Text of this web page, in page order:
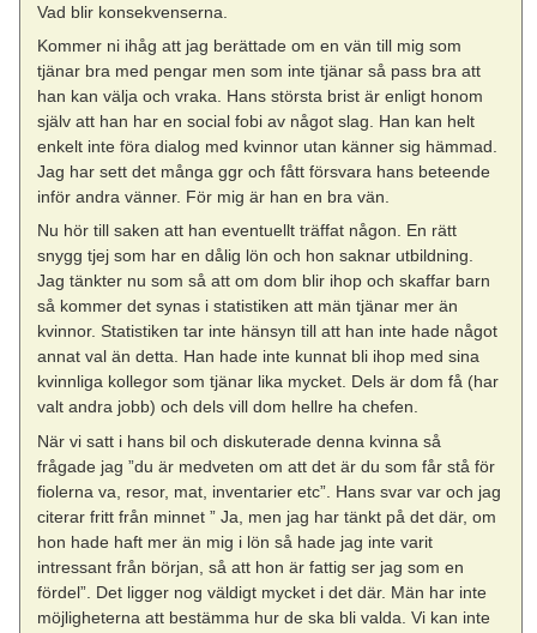
Vad blir konsekvenserna.
Kommer ni ihåg att jag berättade om en vän till mig som
tjänar bra med pengar men som inte tjänar så pass bra att
han kan välja och vraka. Hans största brist är enligt honom
själv att han har en social fobi av något slag. Han kan helt
enkelt inte föra dialog med kvinnor utan känner sig hämmad.
Jag har sett det många ggr och fått försvara hans beteende
inför andra vänner. För mig är han en bra vän.
Nu hör till saken att han eventuellt träffat någon. En rätt
snygg tjej som har en dålig lön och hon saknar utbildning.
Jag tänkter nu som så att om dom blir ihop och skaffar barn
så kommer det synas i statistiken att män tjänar mer än
kvinnor. Statistiken tar inte hänsyn till att han inte hade något
annat val än detta. Han hade inte kunnat bli ihop med sina
kvinnliga kollegor som tjänar lika mycket. Dels är dom få (har
valt andra jobb) och dels vill dom hellre ha chefen.
När vi satt i hans bil och diskuterade denna kvinna så
frågade jag ”du är medveten om att det är du som får stå för
fiolerna va, resor, mat, inventarier etc”. Hans svar var och jag
citerar fritt från minnet ” Ja, men jag har tänkt på det där, om
hon hade haft mer än mig i lön så hade jag inte varit
intressant från början, så att hon är fattig ser jag som en
fördel”. Det ligger nog väldigt mycket i det där. Män har inte
möjligheterna att bestämma hur de ska bli valda. Vi kan inte